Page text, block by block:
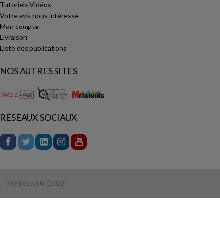
Tutoriels Vidéos
Votre avis nous intéresse
Mon compte
Livraison
Liste des publications
NOS AUTRES SITES
RÉSEAUX SOCIAUX
MedicEval © [2023]